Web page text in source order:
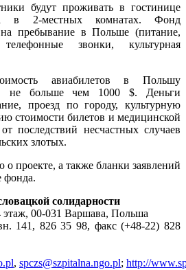
будут проживать в гостинице
в 2-местных комнатах. Фонд
пребывание в Польше (питание,
звонки, культурная
авиабилетов в Польшу
не больше чем 1000 $. Деньги
проезд по городу, культурную
стоимости билетов и медицинской
последствий несчастных случаев
злотых.
проекте, а также бланки заявлений
фонда.
солидарности
00-031 Варшава, Польша
141, 826 35 98, факс (+48-22) 828
, spczs@szpitalna.ngo.pl; http://